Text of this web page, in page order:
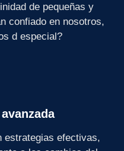
de pequeñas y
confiado en nosotros,
d especial?
estrategias efectivas,